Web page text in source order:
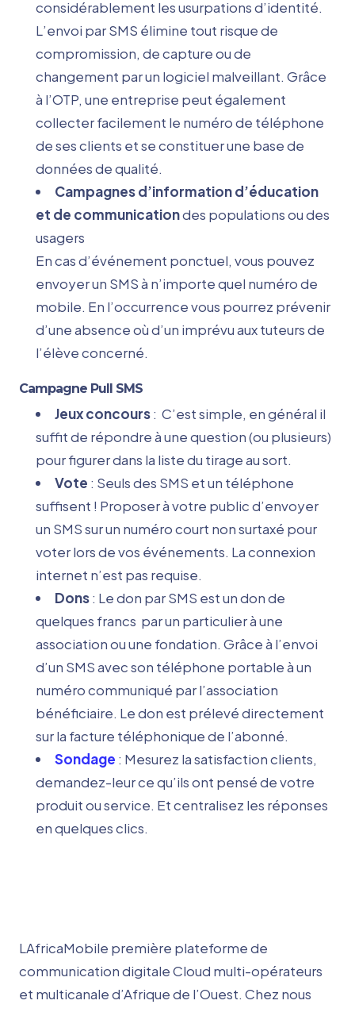
considérablement les usurpations d’identité.
L’envoi par SMS élimine tout risque de
compromission, de capture ou de
changement par un logiciel malveillant. Grâce
à l’OTP, une entreprise peut également
collecter facilement le numéro de téléphone
de ses clients et se constituer une base de
données de qualité.
Campagnes d’information d’éducation
et de communicationdes populations ou des
usagers
En cas d’événement ponctuel, vous pouvez
envoyer un SMS à n’importe quel numéro de
mobile. En l’occurrence vous pourrez prévenir
d’une absence où d’un imprévu aux tuteurs de
l’élève concerné.
Campagne Pull SMS
Jeux concours: C’est simple, en général il
suffit de répondre à une question (ou plusieurs)
pour figurer dans la liste du tirage au sort.
Vote : Seuls des SMS et un téléphone
suffisent ! Proposer à votre public d’envoyer
un SMS sur un numéro court non surtaxé pour
voter lors de vos événements. La connexion
internet n’est pas requise.
Dons: Le don par SMS est un don de
quelques francs par un particulier à une
association ou une fondation. Grâce à l’envoi
d’un SMS avec son téléphone portable à un
numéro communiqué par l’association
bénéficiaire. Le don est prélevé directement
sur la facture téléphonique de l’abonné.
Sondage : Mesurez la satisfaction clients,
demandez-leur ce qu’ils ont pensé de votre
produit ou service. Et centralisez les réponses
en quelques clics.
LAfricaMobile première plateforme de
communication digitale Cloud multi-opérateurs
et multicanale d’Afrique de l’Ouest. Chez nous